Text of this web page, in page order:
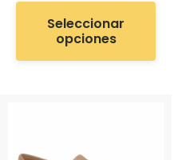
Seleccionar
opciones